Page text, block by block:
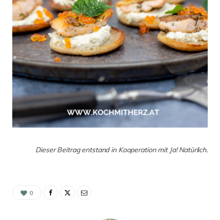
Dieser Beitrag entstand in Kooperation mit Ja! Natürlich.
0